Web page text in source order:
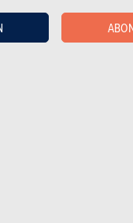
en wanneer
slechte
met zijn breedte van
en een BMW C1 (een
haalt een topsnelheid van